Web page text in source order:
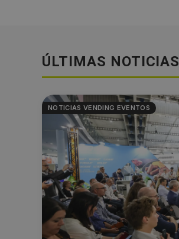
ÚLTIMAS NOTICIAS
NOTICIAS VENDING EVENTOS